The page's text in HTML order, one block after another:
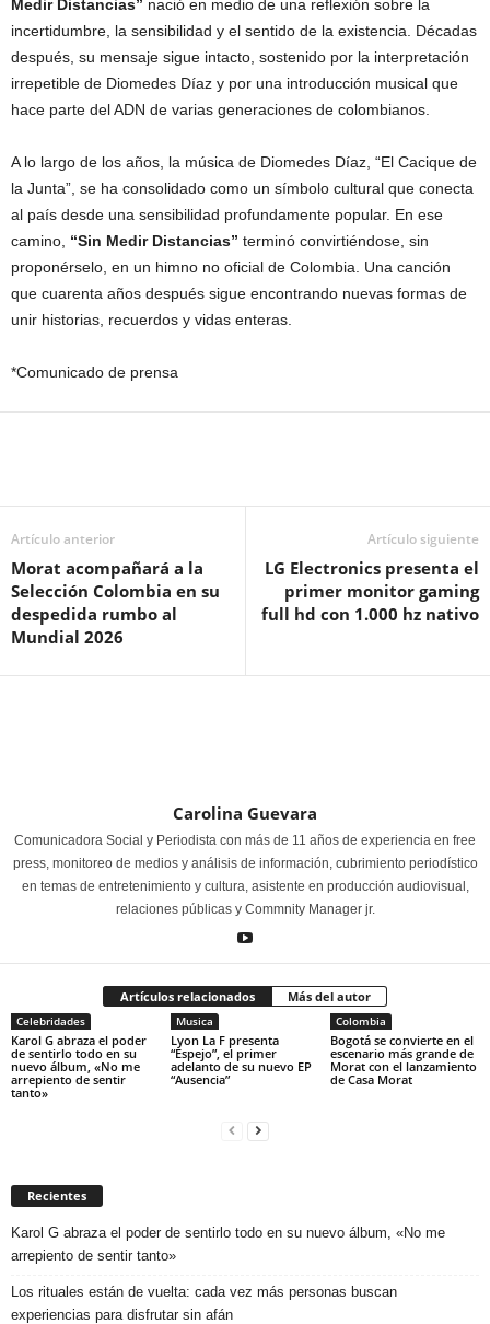
Medir Distancias” nació en medio de una reflexión sobre la
incertidumbre, la sensibilidad y el sentido de la existencia. Décadas
después, su mensaje sigue intacto, sostenido por la interpretación
irrepetible de Diomedes Díaz y por una introducción musical que
hace parte del ADN de varias generaciones de colombianos.
A lo largo de los años, la música de Diomedes Díaz, “El Cacique de
la Junta”, se ha consolidado como un símbolo cultural que conecta
al país desde una sensibilidad profundamente popular. En ese
camino, “Sin Medir Distancias” terminó convirtiéndose, sin
proponérselo, en un himno no oficial de Colombia. Una canción
que cuarenta años después sigue encontrando nuevas formas de
unir historias, recuerdos y vidas enteras.
*Comunicado de prensa
Artículo anterior
Morat acompañará a la
Selección Colombia en su
despedida rumbo al
Mundial 2026
Artículo siguiente
LG Electronics presenta el
primer monitor gaming
full hd con 1.000 hz nativo
Carolina Guevara
Comunicadora Social y Periodista con más de 11 años de experiencia en free
press, monitoreo de medios y análisis de información, cubrimiento periodístico
en temas de entretenimiento y cultura, asistente en producción audiovisual,
relaciones públicas y Commnity Manager jr.
Artículos relacionados Más del autor
Celebridades
Karol G abraza el poder
de sentirlo todo en su
nuevo álbum, «No me
arrepiento de sentir
tanto»
Musica
Lyon La F presenta
“Espejo”, el primer
adelanto de su nuevo EP
“Ausencia”
Colombia
Bogotá se convierte en el
escenario más grande de
Morat con el lanzamiento
de Casa Morat
Recientes
Karol G abraza el poder de sentirlo todo en su nuevo álbum, «No me
arrepiento de sentir tanto»
Los rituales están de vuelta: cada vez más personas buscan
experiencias para disfrutar sin afán